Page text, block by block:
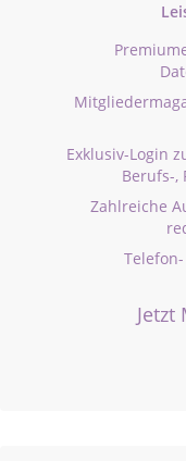
Exklusiv-Login
Berufs-,
Zahlreiche
Jetzt